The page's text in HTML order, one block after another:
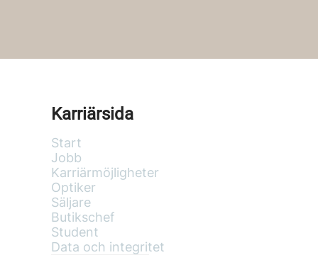
Karriärsida
Start
Jobb
Karriärmöjligheter
Optiker
Säljare
Butikschef
Student
Data och integritet